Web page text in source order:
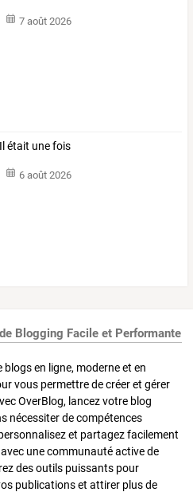
7 août 2026
Il était une fois
6 août 2026
Blogging Facile et Performante
en ligne, moderne et en
vous permettre de créer et gérer
OverBlog, lancez votre blog
nécessiter de compétences
et partagez facilement
une communauté active de
des outils puissants pour
publications et attirer plus de